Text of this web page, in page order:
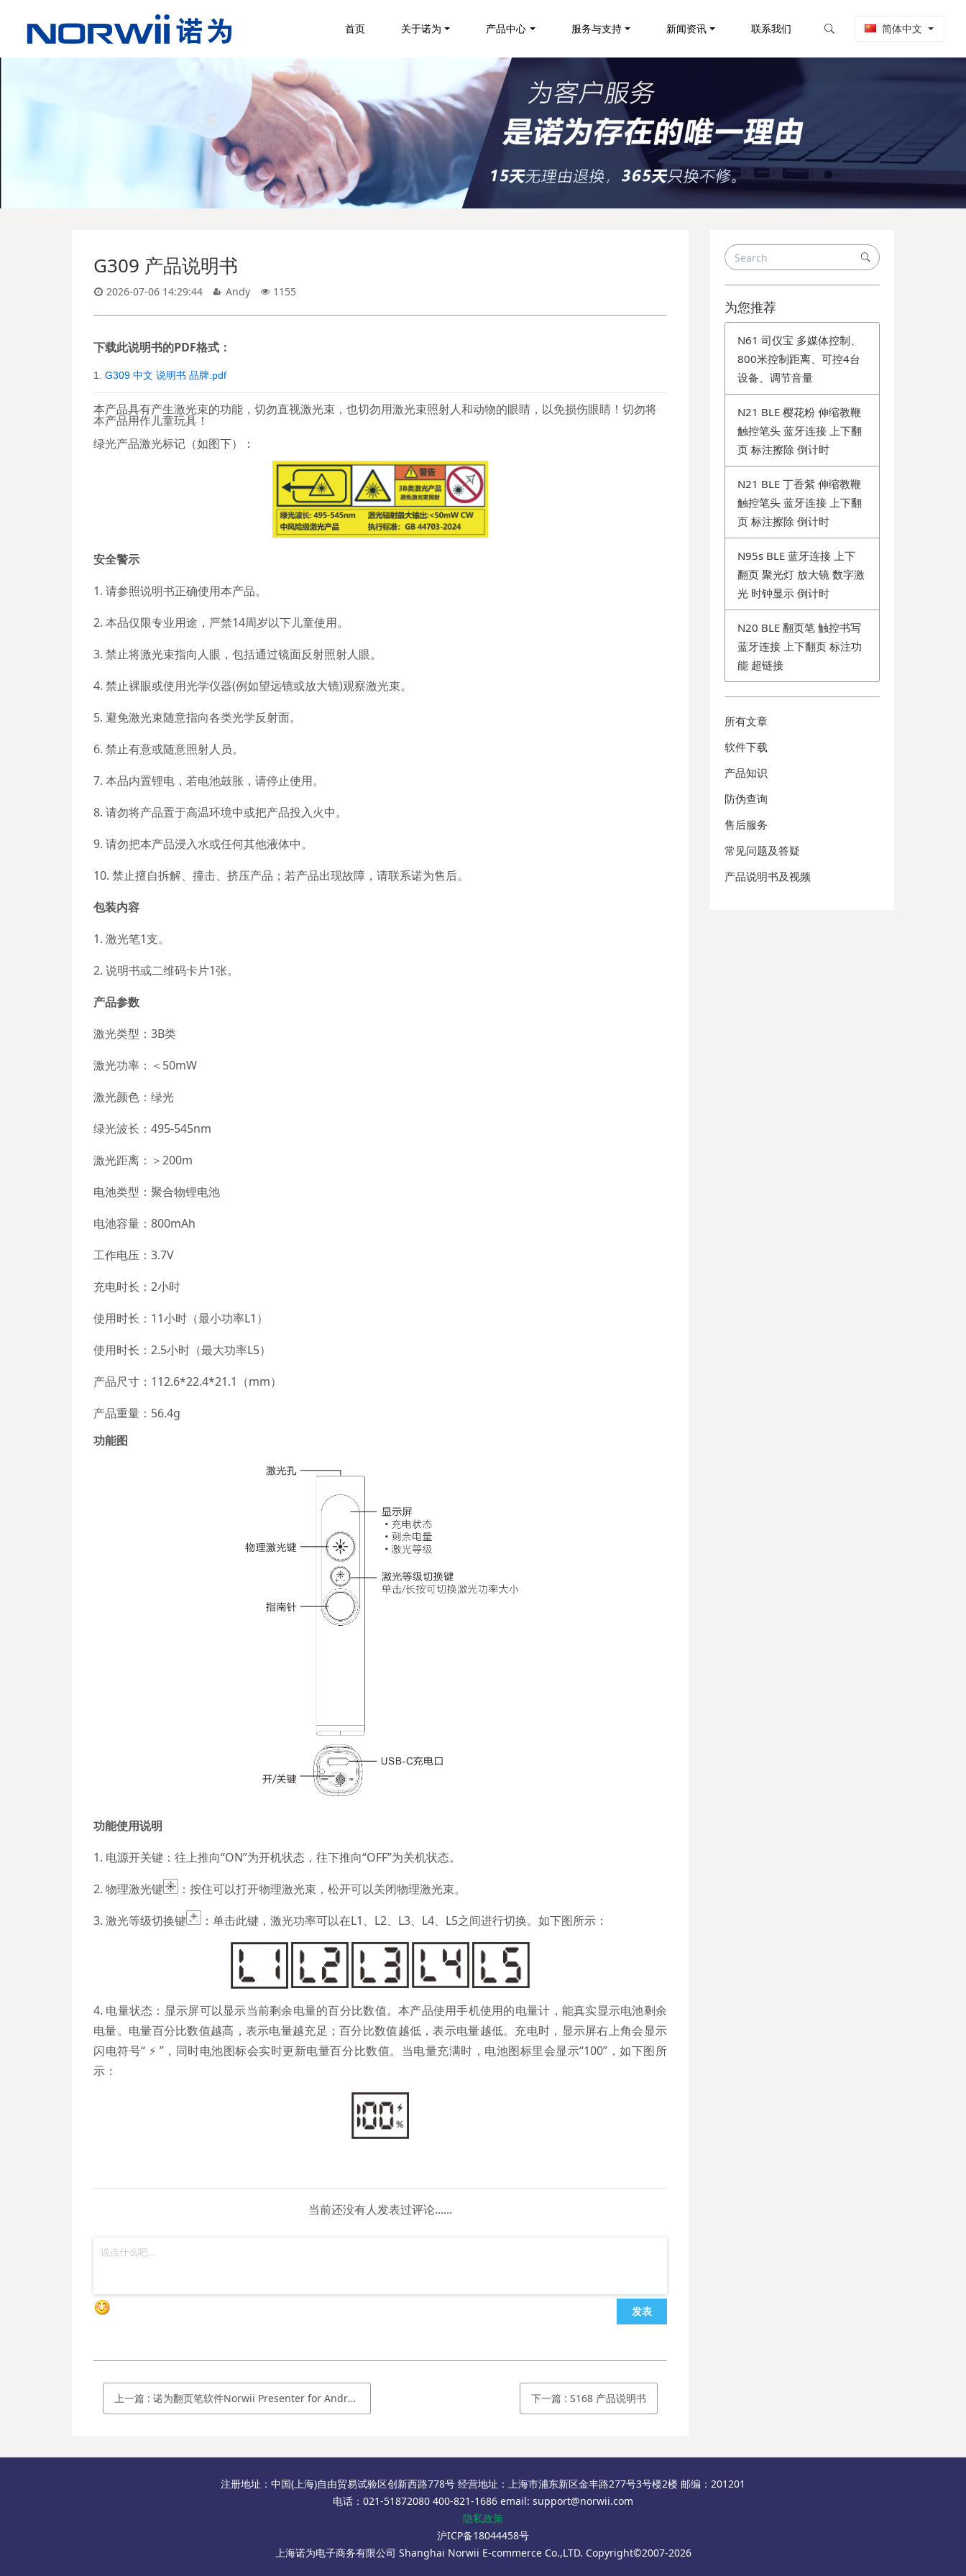
简体中文
首页 关于诺为 产品中心 服务与支持 新闻资讯 联系我们
G309 产品说明书
2026-07-06 14:29:44 Andy 1155
下载此说明书的PDF格式：
1.G309 中文 说明书 品牌.pdf
本产品具有产生激光束的功能，切勿直视激光束，也切勿用激光束照射人和动物的眼睛，以免损伤眼睛！切勿将
本产品用作儿童玩具！
绿光产品激光标记（如图下）：
安全警示
1. 请参照说明书正确使用本产品。
2. 本品仅限专业用途，严禁14周岁以下儿童使用。
3. 禁止将激光束指向人眼，包括通过镜面反射照射人眼。
4. 禁止裸眼或使用光学仪器(例如望远镜或放大镜)观察激光束。
5. 避免激光束随意指向各类光学反射面。
6. 禁止有意或随意照射人员。
7. 本品内置锂电，若电池鼓胀，请停止使用。
8. 请勿将产品置于高温环境中或把产品投入火中。
9. 请勿把本产品浸入水或任何其他液体中。
10. 禁止擅自拆解、撞击、挤压产品；若产品出现故障，请联系诺为售后。
包装内容
1. 激光笔1支。
2. 说明书或二维码卡片1张。
产品参数
激光类型：3B类
激光功率：＜50mW
激光颜色：绿光
绿光波长：495-545nm
激光距离：＞200m
电池类型：聚合物锂电池
电池容量：800mAh
工作电压：3.7V
充电时长：2小时
使用时长：11小时（最小功率L1）
使用时长：2.5小时（最大功率L5）
产品尺寸：112.6*22.4*21.1（mm）
产品重量：56.4g
功能图
功能使用说明
1. 电源开关键：往上推向“ON”为开机状态，往下推向“OFF”为关机状态。
2. 物理激光键
：按住可以打开物理激光束，松开可以关闭物理激光束。
3. 激光等级切换键 ：单击此键，激光功率可以在L1、L2、L3、L4、L5之间进行切换。如下图所示：
4. 电量状态：显示屏可以显示当前剩余电量的百分比数值。本产品使用手机使用的电量计，能真实显示电池剩余
电量。电量百分比数值越高，表示电量越充足；百分比数值越低，表示电量越低。充电时，显示屏右上角会显示
闪电符号“ ⚡ ”，同时电池图标会实时更新电量百分比数值。当电量充满时，电池图标里会显示“100”，如下图所
示：
当前还没有人发表过评论......
发表
上一篇 :诺为翻页笔软件Norwii Presenter for Android使用说明书 下一篇 : S168 产品说明书
为您推荐
N61 司仪宝 多媒体控制、
800米控制距离、可控4台
设备、调节音量
N21 BLE 樱花粉 伸缩教鞭
触控笔头 蓝牙连接 上下翻
页 标注擦除 倒计时
N21 BLE 丁香紫 伸缩教鞭
触控笔头 蓝牙连接 上下翻
页 标注擦除 倒计时
N95s BLE 蓝牙连接 上下
翻页 聚光灯 放大镜 数字激
光 时钟显示 倒计时
N20 BLE 翻页笔 触控书写
蓝牙连接 上下翻页 标注功
能 超链接
所有文章
软件下载
产品知识
防伪查询
售后服务
常见问题及答疑
产品说明书及视频
注册地址：中国(上海)自由贸易试验区创新西路778号 经营地址：上海市浦东新区金丰路277号3号楼2楼 邮编：201201
电话：021-51872080 400-821-1686 email: support@norwii.com
隐私政策
沪ICP备18044458号
上海诺为电子商务有限公司 Shanghai Norwii E-commerce Co.,LTD. Copyright©2007-2026